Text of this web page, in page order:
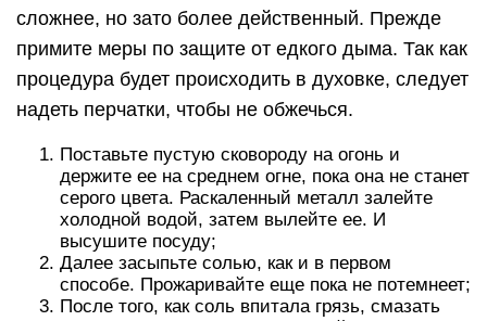
сложнее, но зато более действенный. Прежде
примите меры по защите от едкого дыма. Так как
процедура будет происходить в духовке, следует
надеть перчатки, чтобы не обжечься.
Поставьте пустую сковороду на огонь и
держите ее на среднем огне, пока она не станет
серого цвета. Раскаленный металл залейте
холодной водой, затем вылейте ее. И
высушите посуду;
Далее засыпьте солью, как и в первом
способе. Прожаривайте еще пока не потемнеет;
После того, как соль впитала грязь, смазать